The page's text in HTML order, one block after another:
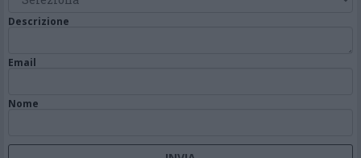
Descrizione
Email
Nome